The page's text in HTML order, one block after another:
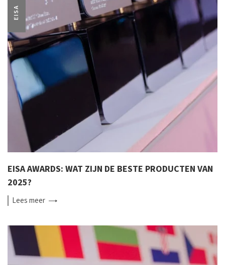
EISA
EISA AWARDS: WAT ZIJN DE BESTE PRODUCTEN VAN
2025?
Leesmeer